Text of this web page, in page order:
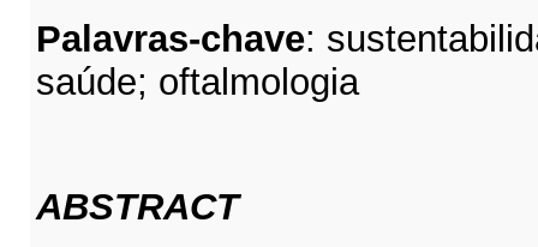
Palavras-chave:
saúde; oftalmologia
ABSTRACT